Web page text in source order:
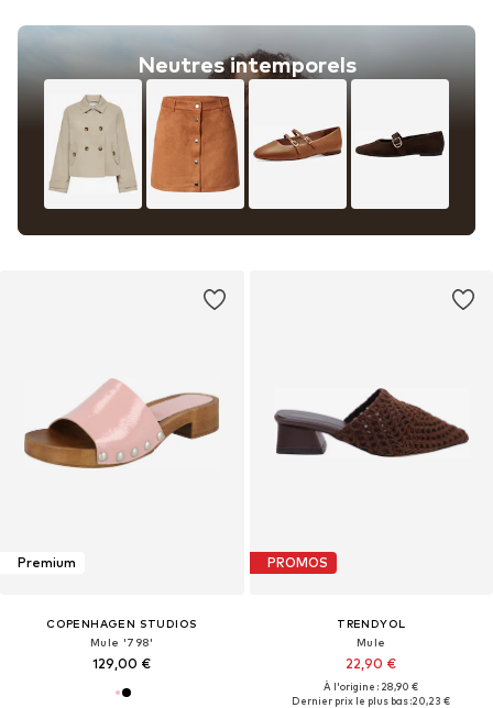
Neutres intemporels
Premium
COPENHAGEN STUDIOS
Mule '798'
129,00 €
PROMOS
TRENDYOL
Mule
22,90 €
À l'origine : 28,90 €
Dernier prix le plus bas :20,23 €